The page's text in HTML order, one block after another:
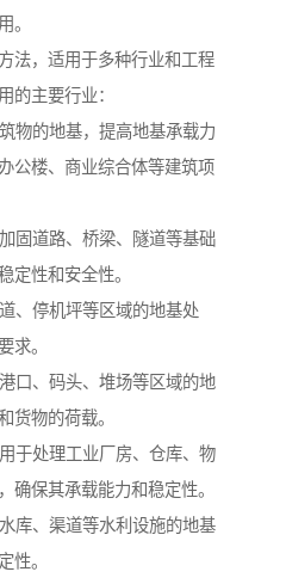
。
法，适用于多种行业和工程
的主要行业：
物的地基，提高地基承载力
公楼、商业综合体等建筑项
固道路、桥梁、隧道等基础
定性和安全性。
、停机坪等区域的地基处
求。
口、码头、堆场等区域的地
货物的荷载。
于处理工业厂房、仓库、物
确保其承载能力和稳定性。
库、渠道等水利设施的地基
性。